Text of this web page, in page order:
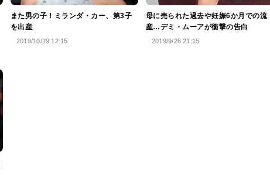
また男の子！ミランダ・カー、第3子
を出産
2019/10/19 12:15
母に売られた過去や妊娠6か月での流
産…デミ・ムーアが衝撃の告白
2019/9/26 21:15